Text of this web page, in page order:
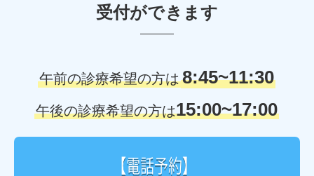
受付ができます
午前の診療希望の方は8:45~11:30
午後の診療希望の方は15:00~17:00